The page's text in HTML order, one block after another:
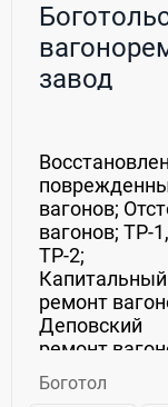
завод
вагонов;
вагонов; ТР-1,
ТР-2;
Капитальный
ремонт
Деповский
ремонт
Очистка
Боготол